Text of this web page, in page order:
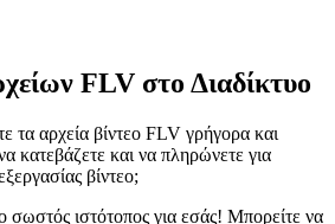
FLV στο Διαδίκτυο
τα αρχεία βίντεο FLV γρήγορα και
κατεβάζετε και να πληρώνετε για
βίντεο;
σωστός ιστότοπος για εσάς! Μπορείτε να